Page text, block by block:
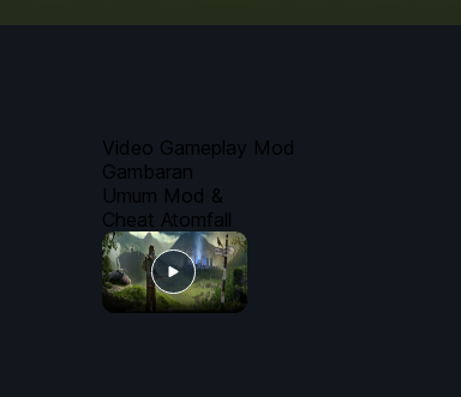
Video Gameplay Mod
Gambaran
Umum Mod &
Cheat Atomfall